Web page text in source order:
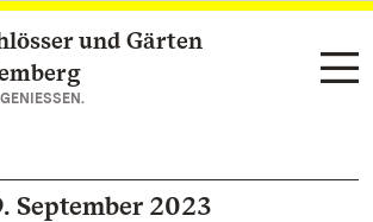
springenund Gärten
September 2023